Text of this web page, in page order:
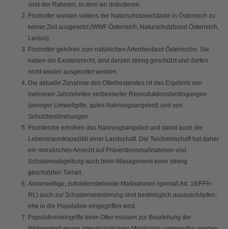
sind der Rahmen, in dem wir diskutieren.
Fischotter wurden seitens der Naturschutzverbände in Österreich zu
keiner Zeit ausgesetzt (WWF Österreich, Naturschutzbund Österreich,
Lanius).
Fischotter gehören zum natürlichen Artenbestand Österreichs. Sie
haben ein Existenzrecht, sind derzeit streng geschützt und dürfen
nicht wieder ausgerottet werden.
Die aktuelle Zunahme des Otterbestandes ist das Ergebnis von
mehreren Jahrzehnten verbesserter Reproduktionsbedingungen
(weniger Umweltgifte, gutes Nahrungsangebot) und von
Schutzbestimmungen.
Fischteiche erhöhen das Nahrungsangebot und damit auch die
Lebensraumkapazität einer Landschaft. Die Teichwirtschaft hat daher
ein moralisches Anrecht auf Präventionsmaßnahmen und
Schadensabgeltung auch beim Management einer streng
geschützten Tierart.
Anderweitige, zufriedenstellende Maßnahmen (gemäß Art. 16/FFH-
RL) auch zur Schadensminderung sind bestmöglich auszuschöpfen,
ehe in die Population eingegriffen wird.
Populationseingriffe beim Otter müssen zur Beurteilung der